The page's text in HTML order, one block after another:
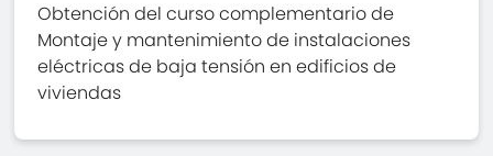
Obtención del curso complementario de
Montaje y mantenimiento de instalaciones
eléctricas de baja tensión en edificios de
viviendas